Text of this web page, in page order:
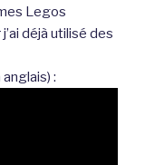
Legos
déjà utilisé des
: